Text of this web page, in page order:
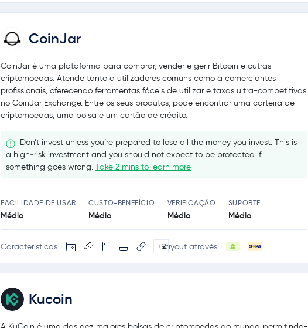
CoinJar
CoinJar é uma plataforma para comprar, vender e gerir Bitcoin e outras
criptomoedas. Atende tanto a utilizadores comuns como a comerciantes
profissionais, oferecendo ferramentas fáceis de utilizar e taxas ultra-competitivas
no CoinJar Exchange. Entre os seus produtos, pode encontrar uma carteira de
criptomoedas, uma bolsa e um cartão de crédito.
Don’t invest unless you’re prepared to lose all the money you invest. This is
a high‑risk investment and you should not expect to be protected if
something goes wrong. Take 2 mins to learn more
FACILIDADE DE USAR
Médio
CUSTO-BENEFÍCIO
Médio
VERIFICAÇÃO
Médio
SUPORTE
Médio
Características +2Payout através
Kucoin